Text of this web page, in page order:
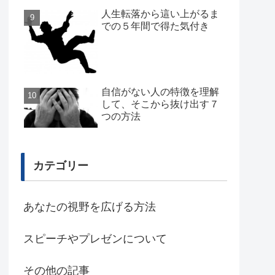
人生転落から這い上がるま
での５年間で得た気付き
自信がない人の特徴を理解
して、そこから抜け出す７
つの方法
カテゴリー
あなたの視野を広げる方法
スピーチやプレゼンについて
その他の記事